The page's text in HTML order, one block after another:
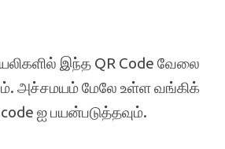
இந்த QR Code வேலை
அச்சமயம் மேலே உள்ள வங்கிக்
ஐ பயன்படுத்தவும்.